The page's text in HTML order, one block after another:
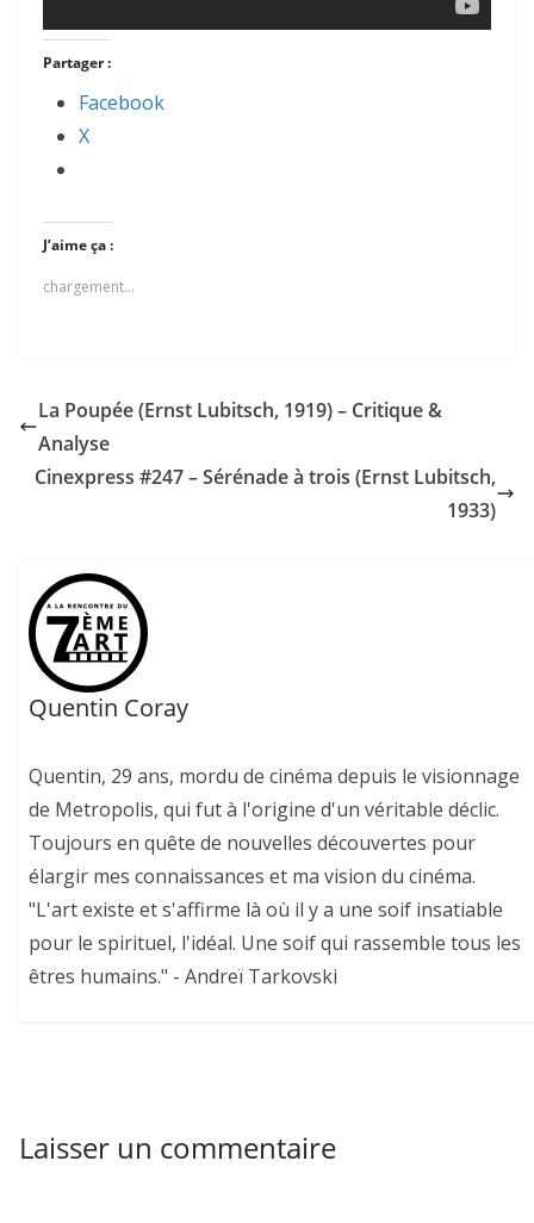
Partager :
Facebook
X
J’aime ça :
chargement…
La Poupée (Ernst Lubitsch, 1919) – Critique &
Analyse
Cinexpress #247 – Sérénade à trois (Ernst Lubitsch,
1933)
Quentin Coray
Quentin, 29 ans, mordu de cinéma depuis le visionnage
de Metropolis, qui fut à l'origine d'un véritable déclic.
Toujours en quête de nouvelles découvertes pour
élargir mes connaissances et ma vision du cinéma.
"L'art existe et s'affirme là où il y a une soif insatiable
pour le spirituel, l'idéal. Une soif qui rassemble tous les
êtres humains." - Andreï Tarkovski
Laisser un commentaire